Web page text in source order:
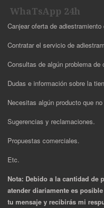
WhaTsApp 24h
Canjear oferta de adiestramiento
Contratar el servicio de
Consultas de algún problema de
Dudas e información sobre la
Necesitas algún producto que
Sugerencias y reclamaciones.
Propuestas comerciales.
Etc.
Nota: Debido a la cantidad de
atender diariamente es
tu mensaje y recibirás mi